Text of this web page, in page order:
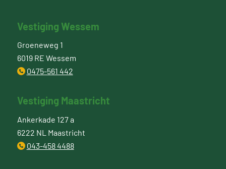
Vestiging Wessem
Groeneweg 1
6019 RE Wessem
0475-561 442
Vestiging Maastricht
Ankerkade 127 a
6222 NL Maastricht
043-458 4488